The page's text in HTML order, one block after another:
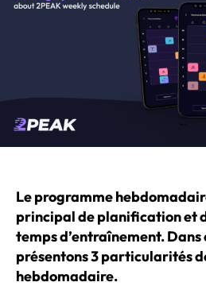
Le programme
principal de planification et
temps d’entraînement.
présentons 3 particularités
hebdomadaire.